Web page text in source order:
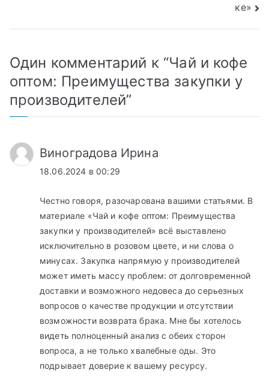
ке»
Один комментарий к “Чай и кофе
оптом: Преимущества закупки у
производителей”
Виноградова Ирина
18.06.2024 в 00:29
Честно говоря, разочарована вашими статьями. В
материале «Чай и кофе оптом: Преимущества
закупки у производителей» всё выставлено
исключительно в розовом цвете, и ни слова о
минусах. Закупка напрямую у производителей
может иметь массу проблем: от долговременной
доставки и возможного недовеса до серьезных
вопросов о качестве продукции и отсутствии
возможности возврата брака. Мне бы хотелось
видеть полноценный анализ с обеих сторон
вопроса, а не только хвалебные оды. Это
подрывает доверие к вашему ресурсу.